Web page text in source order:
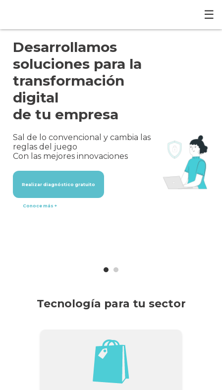
☰
Desarrollamos
soluciones para la
transformación
digital
de tu empresa
Sal de lo convencional y cambia las
reglas del juego
Con las mejores innovaciones
Realizar diagnóstico gratuito
Conoce más +
Tecnología para tu sector